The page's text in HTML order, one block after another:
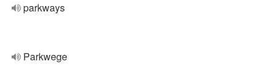
parkways
Parkwege